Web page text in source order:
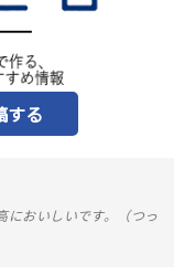
する
においしいです。（つっ